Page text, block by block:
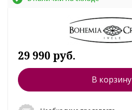
29 990 руб.
В корзину